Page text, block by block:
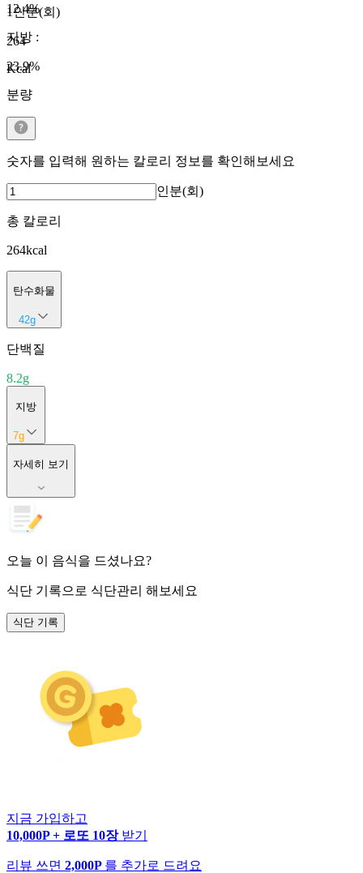
1인분(회)
264
Kcal
12.4%
지방 :
23.9%
분량
숫자를 입력해 원하는 칼로리 정보를 확인해보세요
인분(회)
총 칼로리
264kcal
탄수화물
42g
단백질
8.2g
지방
7g
자세히 보기
오늘 이 음식을 드셨나요?
식단 기록으로 식단관리 해보세요
식단 기록
지금 가입하고
10,000P + 로또 10장 받기
리뷰 쓰면 2,000P 를 추가로 드려요